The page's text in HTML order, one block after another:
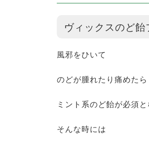
ヴィックスのど飴
風邪をひいて
のどが腫れたり痛めたら
ミント系のど飴が必須と
そんな時には